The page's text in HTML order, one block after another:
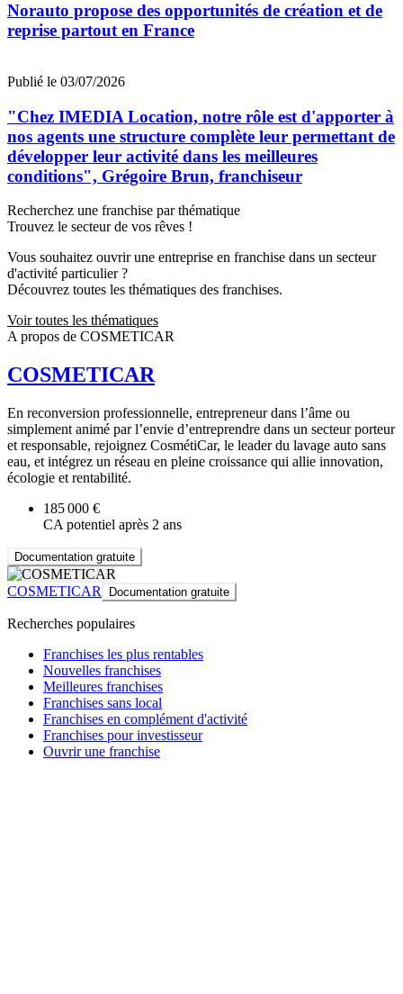
Norauto propose des opportunités de création et de
reprise partout en France
Publié le 03/07/2026
"Chez IMEDIA Location, notre rôle est d'apporter à
nos agents une structure complète leur permettant de
développer leur activité dans les meilleures
conditions", Grégoire Brun, franchiseur
Recherchez une franchise par thématique
Trouvez le secteur de vos rêves !
Vous souhaitez ouvrir une entreprise en franchise dans un secteur
d'activité particulier ?
Découvrez toutes les thématiques des franchises.
Voir toutes les thématiques
A propos de COSMETICAR
COSMETICAR
En reconversion professionnelle, entrepreneur dans l’âme ou
simplement animé par l’envie d’entreprendre dans un secteur porteur
et responsable, rejoignez CosmétiCar, le leader du lavage auto sans
eau, et intégrez un réseau en pleine croissance qui allie innovation,
écologie et rentabilité.
185 000 €
CA potentiel après 2 ans
Documentation gratuite
COSMETICAR Documentation gratuite
Recherches populaires
Franchises les plus rentables
Nouvelles franchises
Meilleures franchises
Franchises sans local
Franchises en complément d'activité
Franchises pour investisseur
Ouvrir une franchise